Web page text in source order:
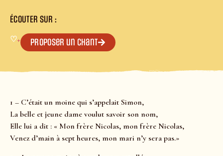
ÉCOUTER SUR :
♡+ Proposer un chant
1 – C’était un moine qui s’appelait Simon,
La belle et jeune dame voulut savoir son nom,
Elle lui a dit : « Mon frère Nicolas, mon frère Nicolas,
Venez d’main à sept heures, mon mari n’y sera pas.»